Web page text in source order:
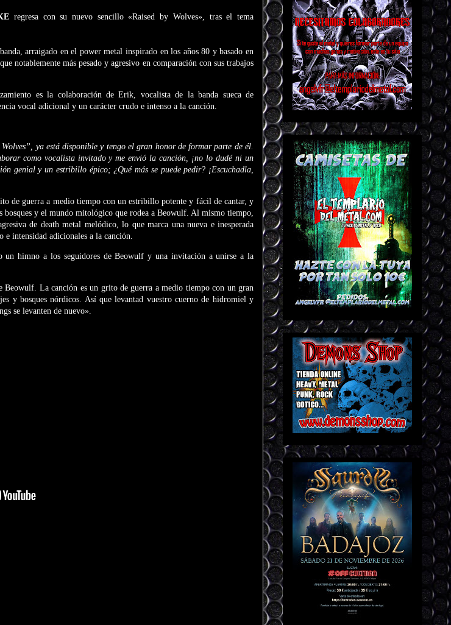
regresa con su nuevo sencillo «Raised by Wolves», tras el tema
arraigado en el power metal inspirado en los años 80 y basado en
notablemente más pesado y agresivo en comparación con sus trabajos
es la colaboración de Erik, vocalista de la banda sueca de
vocal adicional y un carácter crudo e intenso a la canción.
ya está disponible y tengo el gran honor de formar parte de él.
como vocalista invitado y me envió la canción, ¡no lo dudé ni un
genial y un estribillo épico; ¿Qué más se puede pedir? ¡Escuchadla,
de guerra a medio tiempo con un estribillo potente y fácil de cantar, y
bosques y el mundo mitológico que rodea a Beowulf. Al mismo tiempo,
de death metal melódico, lo que marca una nueva e inesperada
intensidad adicionales a la canción.
un himno a los seguidores de Beowulf y una invitación a unirse a la
Beowulf. La canción es un grito de guerra a medio tiempo con un gran
y bosques nórdicos. Así que levantad vuestro cuerno de hidromiel y
se levanten de nuevo».